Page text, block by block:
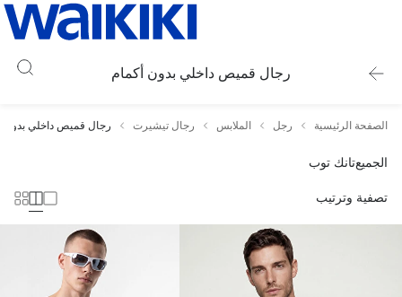
رجال قميص داخلي بدون أكمام
الصفحة الرئيسية رجل الملابس رجال تيشيرت رجال قميص داخلي بدون
الجميعتانك توب
تصفية وترتيب